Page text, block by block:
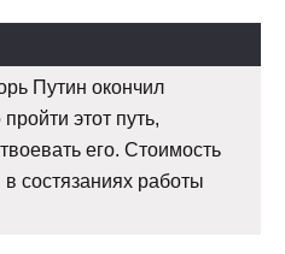
Путин окончил
этот путь,
его. Стоимость
в состязаниях работы